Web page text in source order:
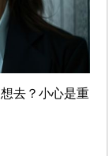
去？小心是重